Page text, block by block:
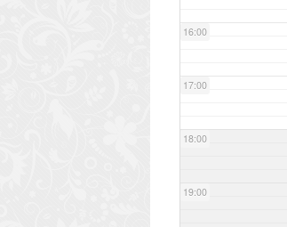
16:00
17:00
18:00
19:00